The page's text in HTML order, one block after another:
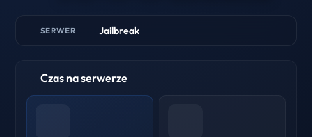
SERWER Jailbreak
Czas na serwerze